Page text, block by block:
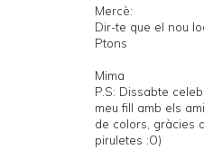
Mercè:
Dir-te que el nou
Ptons
Mima
P.S: Dissabte
meu fill amb els
de colors, gràcies
piruletes :O)